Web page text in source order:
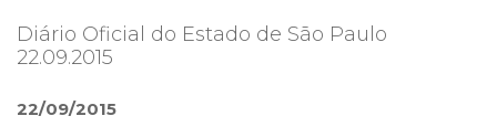
Diário Oficial do Estado de São Paulo
22.09.2015
22/09/2015